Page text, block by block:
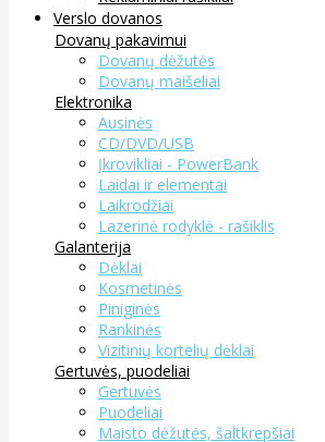
Verslo dovanos
Dovanų pakavimui
Dovanų dėžutės
Dovanų maišeliai
Elektronika
Ausinės
CD/DVD/USB
Įkrovikliai - PowerBank
Laidai ir elementai
Laikrodžiai
Lazerinė rodyklė - rašiklis
Galanterija
Dėklai
Kosmetinės
Piniginės
Rankinės
Vizitinių kortelių dėklai
Gertuvės, puodeliai
Gertuvės
Puodeliai
Maisto dėžutės, šaltkrepšiai